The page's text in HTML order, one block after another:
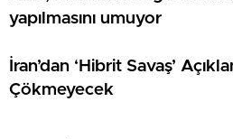
yapılmasını umuyor
İran’dan ‘Hibrit Savaş’
Çökmeyecek